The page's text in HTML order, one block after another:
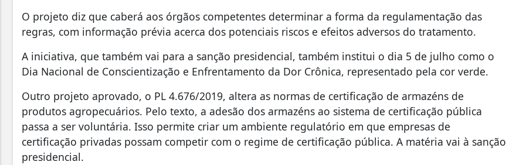
O projeto diz que caberá aos órgãos competentes determinar a forma da regulamentação das
regras, com informação prévia acerca dos potenciais riscos e efeitos adversos do tratamento.
A iniciativa, que também vai para a sanção presidencial, também institui o dia 5 de julho como o
Dia Nacional de Conscientização e Enfrentamento da Dor Crônica, representado pela cor verde.
Outro projeto aprovado, o PL 4.676/2019, altera as normas de certificação de armazéns de
produtos agropecuários. Pelo texto, a adesão dos armazéns ao sistema de certificação pública
passa a ser voluntária. Isso permite criar um ambiente regulatório em que empresas de
certificação privadas possam competir com o regime de certificação pública. A matéria vai à sanção
presidencial.